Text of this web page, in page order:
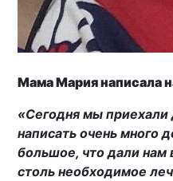
Мама Мария написала
«Сегодня мы
написать очень много
большое, что дали нам
столь необходимое